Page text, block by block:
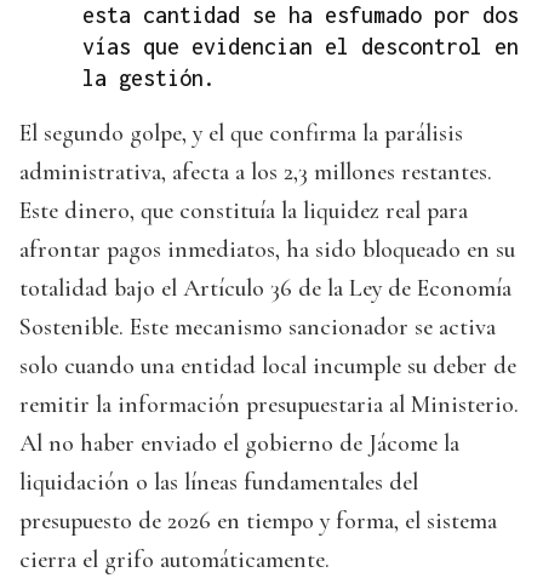
esta cantidad se ha esfumado por dos
vías que evidencian el descontrol en
la gestión.
El segundo golpe, y el que confirma la parálisis
administrativa, afecta a los 2,3 millones restantes.
Este dinero, que constituía la liquidez real para
afrontar pagos inmediatos, ha sido bloqueado en su
totalidad bajo el Artículo 36 de la Ley de Economía
Sostenible. Este mecanismo sancionador se activa
solo cuando una entidad local incumple su deber de
remitir la información presupuestaria al Ministerio.
Al no haber enviado el gobierno de Jácome la
liquidación o las líneas fundamentales del
presupuesto de 2026 en tiempo y forma, el sistema
cierra el grifo automáticamente.